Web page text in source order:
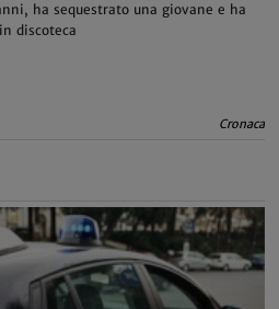
ha sequestrato una giovane e ha
discoteca
Cronaca